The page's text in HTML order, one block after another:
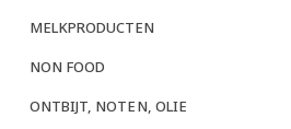
MELKPRODUCTEN
NON FOOD
ONTBIJT, NOTEN, OLIE